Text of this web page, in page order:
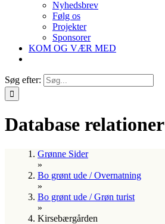
Nyhedsbrev
Følg os
Projekter
Sponsorer
KOM OG VÆR MED
Søg efter:
Database relationer
Grønne Sider
»
Bo grønt ude / Overnatning
»
Bo grønt ude / Grøn turist
»
Kirsebærgården